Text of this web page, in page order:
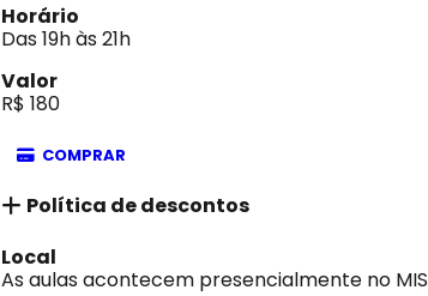
Horário
Das 19h às 21h
Valor
R$ 180
COMPRAR
Política de descontos
Local
As aulas acontecem presencialmente no MIS